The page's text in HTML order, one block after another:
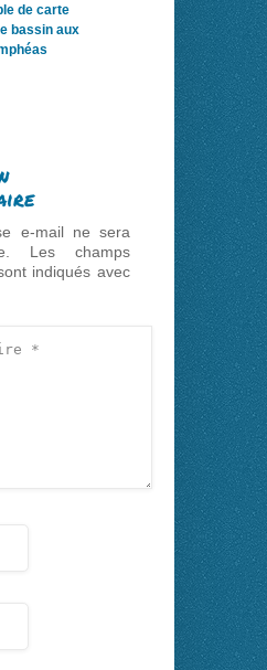
de carte
bassin aux
e-mail ne sera
Les champs
indiqués avec